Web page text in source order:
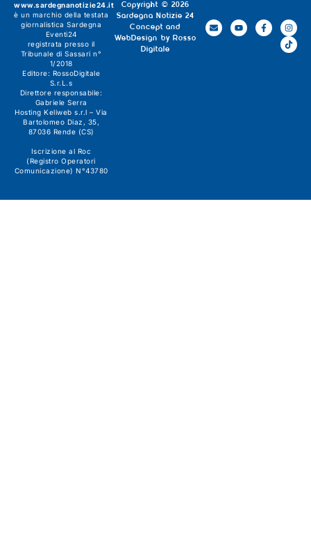
Copyright © 2026
Sardegna Notizie 24
Concept and
WebDesign by Rosso
Digitale
www.sardegnanotizie24.it
è un marchio della testata
giornalistica Sardegna
Eventi24
registrata presso il
Tribunale di Sassari n°
1/2018
Editore: RossoDigitale
S.r.L.s
Direttore responsabile:
Gabriele Serra
Hosting Keliweb s.r.l – Via
Bartolomeo Diaz, 35,
87036 Rende (CS)
Iscrizione al Roc
(Registro Operatori
Comunicazione) N°43780